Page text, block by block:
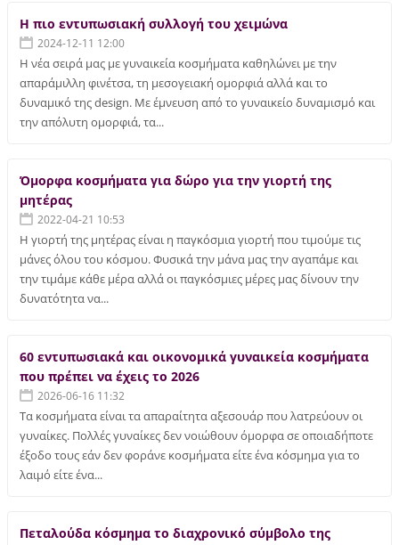
Η πιο εντυπωσιακή συλλογή του χειμώνα
2024-12-11 12:00
Η νέα σειρά μας με γυναικεία κοσμήματα καθηλώνει με την
απαράμιλλη φινέτσα, τη μεσογειακή ομορφιά αλλά και το
δυναμικό της design. Με έμνευση από το γυναικείο δυναμισμό και
την απόλυτη ομορφιά, τα...
Όμορφα κοσμήματα για δώρο για την γιορτή της
μητέρας
2022-04-21 10:53
Η γιορτή της μητέρας είναι η παγκόσμια γιορτή που τιμούμε τις
μάνες όλου του κόσμου. Φυσικά την μάνα μας την αγαπάμε και
την τιμάμε κάθε μέρα αλλά οι παγκόσμιες μέρες μας δίνουν την
δυνατότητα να...
60 εντυπωσιακά και οικονομικά γυναικεία κοσμήματα
που πρέπει να έχεις το 2026
2026-06-16 11:32
Τα κοσμήματα είναι τα απαραίτητα αξεσουάρ που λατρεύουν οι
γυναίκες. Πολλές γυναίκες δεν νοιώθουν όμορφα σε οποιαδήποτε
έξοδο τους εάν δεν φοράνε κοσμήματα είτε ένα κόσμημα για το
λαιμό είτε ένα...
Πεταλούδα κόσμημα το διαχρονικό σύμβολο της